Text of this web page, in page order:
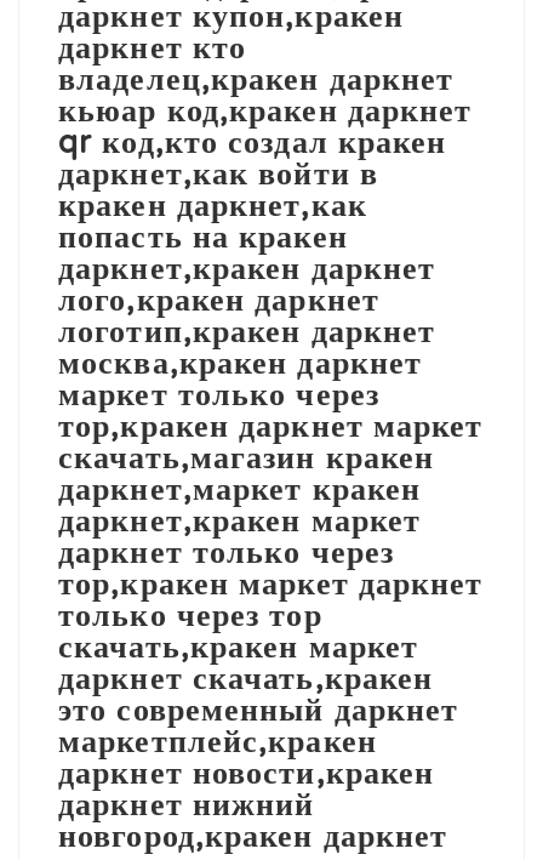
даркнет купон,кракен
даркнет кто
владелец,кракен даркнет
кьюар код,кракен даркнет
qr код,кто создал кракен
даркнет,как войти в
кракен даркнет,как
попасть на кракен
даркнет,кракен даркнет
лого,кракен даркнет
логотип,кракен даркнет
москва,кракен даркнет
маркет только через
тор,кракен даркнет маркет
скачать,магазин кракен
даркнет,маркет кракен
даркнет,кракен маркет
даркнет только через
тор,кракен маркет даркнет
только через тор
скачать,кракен маркет
даркнет скачать,кракен
это современный даркнет
маркетплейс,кракен
даркнет новости,кракен
даркнет нижний
новгород,кракен даркнет